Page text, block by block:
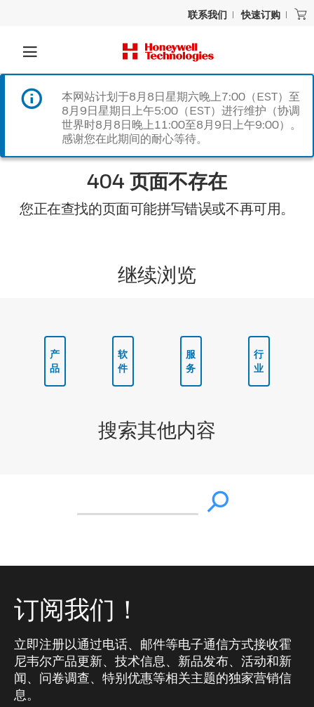
联系我们 快速订购
本网站计划于8月8日星期六晚上7:00（EST）至
8月9日星期日上午5:00（EST）进行维护（协调
世界时8月8日晚上11:00至8月9日上午9:00）。
感谢您在此期间的耐心等待。
404 页面不存在
您正在查找的页面可能拼写错误或不再可用。
继续浏览
产
品
软
件
服
务
行
业
搜索其他内容
订阅我们！
立即注册以通过电话、邮件等电子通信方式接收霍
尼韦尔产品更新、技术信息、新品发布、活动和新
闻、问卷调查、特别优惠等相关主题的独家营销信
息。